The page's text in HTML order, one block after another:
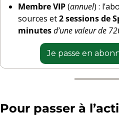
Membre VIP (annuel) :
sources et 2 sessions de
minutesd’une valeur de
Je passe en
Pour passer à